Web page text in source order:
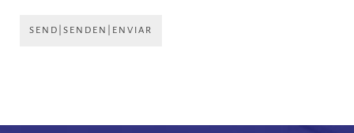
SEND|SENDEN|ENVIAR